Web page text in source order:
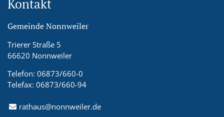
Kontakt
Gemeinde Nonnweiler
Trierer Straße 5
66620 Nonnweiler
Telefon: 06873/660-0
Telefax: 06873/660-94
rathaus@nonnweiler.de